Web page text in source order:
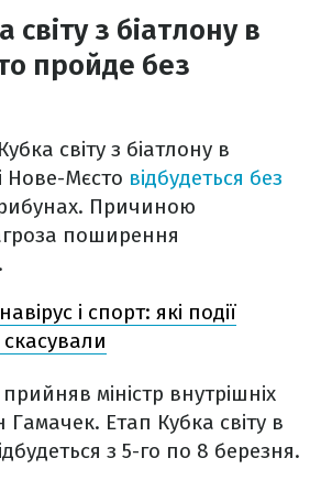
світу з біатлону в
пройде без
світу з біатлону в
Нове-Мєсто відбудеться без
Причиною
поширення
і спорт: які події
прийняв міністр внутрішніх
Гамачек. Етап Кубка світу в
з 5-го по 8 березня.